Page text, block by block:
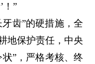
！”
齿”的硬措施，全
地保护责任，中央
”，严格考核、终